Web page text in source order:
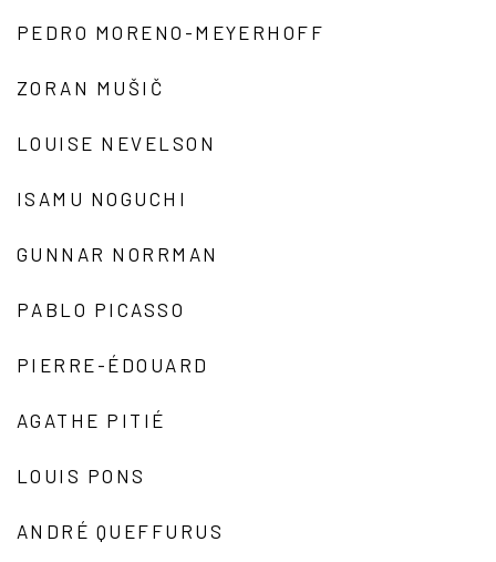
PEDRO MORENO-MEYERHOFF
ZORAN MUŠIČ
LOUISE NEVELSON
ISAMU NOGUCHI
GUNNAR NORRMAN
PABLO PICASSO
PIERRE-ÉDOUARD
AGATHE PITIÉ
LOUIS PONS
ANDRÉ QUEFFURUS